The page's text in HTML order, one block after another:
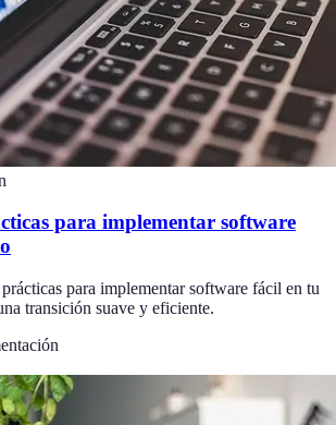
para implementar software
para implementar software fácil en tu
transición suave y eficiente.